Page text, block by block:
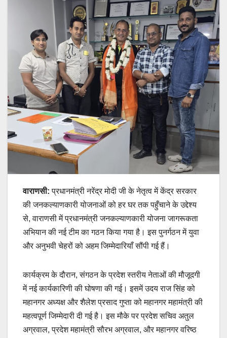
वाराणसी: प्रधानमंत्री नरेंद्र मोदी जी के नेतृत्व में केंद्र सरकार
की जनकल्याणकारी योजनाओं को हर घर तक पहुँचाने के उद्देश्य
से, वाराणसी में प्रधानमंत्री जनकल्याणकारी योजना जागरूकता
अभियान की नई टीम का गठन किया गया है। इस पुनर्गठन में युवा
और अनुभवी चेहरों को अहम जिम्मेदारियाँ सौंपी गई हैं।
कार्यक्रम के दौरान, संगठन के प्रदेश स्तरीय नेताओं की मौजूदगी
में नई कार्यकारिणी की घोषणा की गई। इसमें उदय राज सिंह को
महानगर अध्यक्ष और शैलेश प्रसाद गुप्ता को महानगर महामंत्री की
महत्वपूर्ण जिम्मेदारी दी गई है। इस मौके पर प्रदेश सचिव अतुल
अग्रवाल, प्रदेश महामंत्री सौरभ अग्रवाल, और महानगर वरिष्ठ